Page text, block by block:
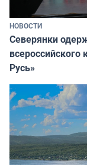
НОВОСТИ
Северянки
Русь»